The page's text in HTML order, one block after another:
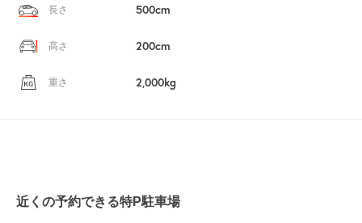
長さ 500cm
高さ 200cm
重さ 2,000kg
近くの予約できる特P駐車場